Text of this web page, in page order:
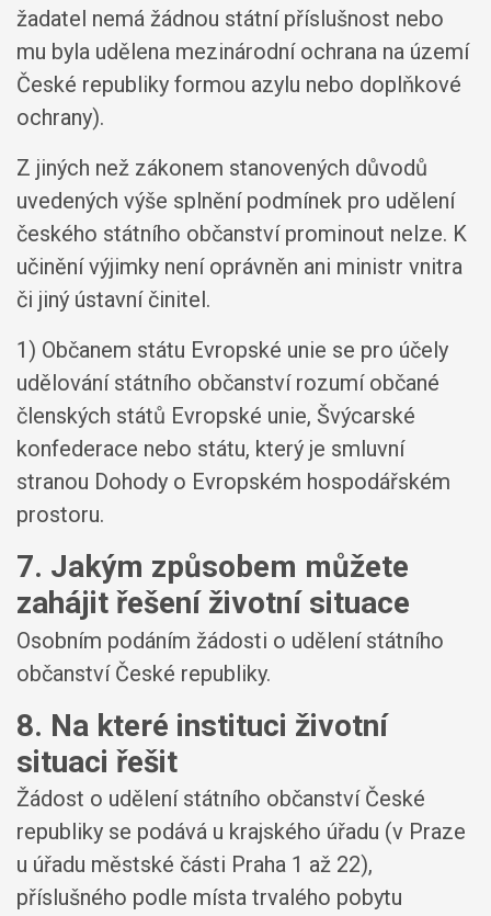
žadatel nemá žádnou státní příslušnost nebo
mu byla udělena mezinárodní ochrana na území
České republiky formou azylu nebo doplňkové
ochrany).
Z jiných než zákonem stanovených důvodů
uvedených výše splnění podmínek pro udělení
českého státního občanství prominout nelze. K
učinění výjimky není oprávněn ani ministr vnitra
či jiný ústavní činitel.
1) Občanem státu Evropské unie se pro účely
udělování státního občanství rozumí občané
členských států Evropské unie, Švýcarské
konfederace nebo státu, který je smluvní
stranou Dohody o Evropském hospodářském
prostoru.
7. Jakým způsobem můžete
zahájit řešení životní situace
Osobním podáním žádosti o udělení státního
občanství České republiky.
8. Na které instituci životní
situaci řešit
Žádost o udělení státního občanství České
republiky se podává u krajského úřadu (v Praze
u úřadu městské části Praha 1 až 22),
příslušného podle místa trvalého pobytu